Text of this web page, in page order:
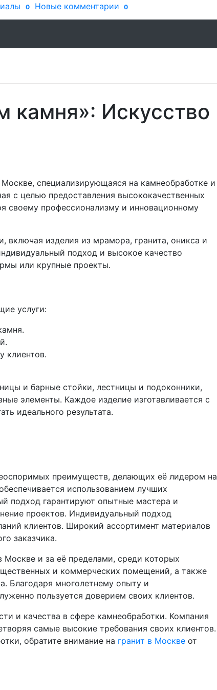
0 Новые комментарии 0
Искусство
специализирующаяся на камнеобработке и
с целью предоставления высококачественных
своему профессионализму и инновационному
включая изделия из мрамора, гранита, оникса и
подход и высокое качество
или крупные проекты.
услуги:
клиентов.
и барные стойки, лестницы и подоконники,
элементы. Каждое изделие изготавливается с
идеального результата.
преимуществ, делающих её лидером на
использованием лучших
подход гарантируют опытные мастера и
проектов. Индивидуальный подход
клиентов. Широкий ассортимент материалов
заказчика.
и за её пределами, среди которых
и коммерческих помещений, а также
Благодаря многолетнему опыту и
пользуется доверием своих клиентов.
и качества в сфере камнеобработки. Компания
самые высокие требования своих клиентов.
обратите внимание на гранит в Москве от